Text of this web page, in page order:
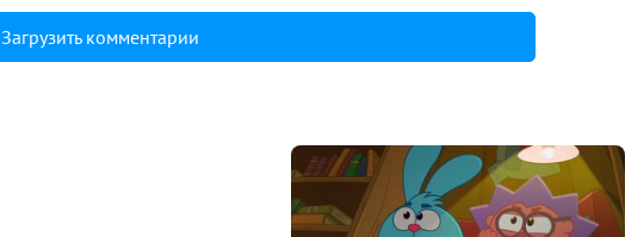
Загрузить комментарии